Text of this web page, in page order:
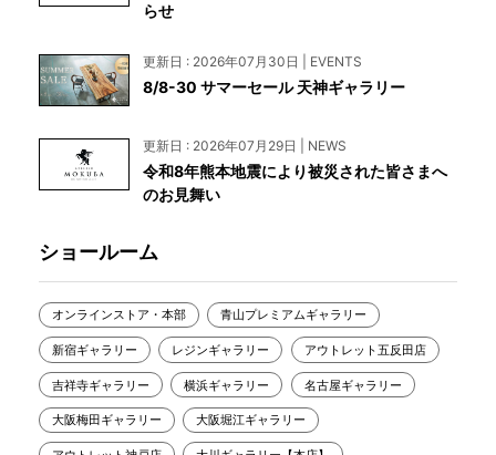
らせ
更新日 : 2026年07月30日 | EVENTS
8/8-30 サマーセール 天神ギャラリー
更新日 : 2026年07月29日 | NEWS
令和8年熊本地震により被災された皆さまへ
のお見舞い
ショールーム
オンラインストア・本部 青山プレミアムギャラリー
新宿ギャラリー レジンギャラリー アウトレット五反田店
吉祥寺ギャラリー 横浜ギャラリー 名古屋ギャラリー
大阪梅田ギャラリー 大阪堀江ギャラリー